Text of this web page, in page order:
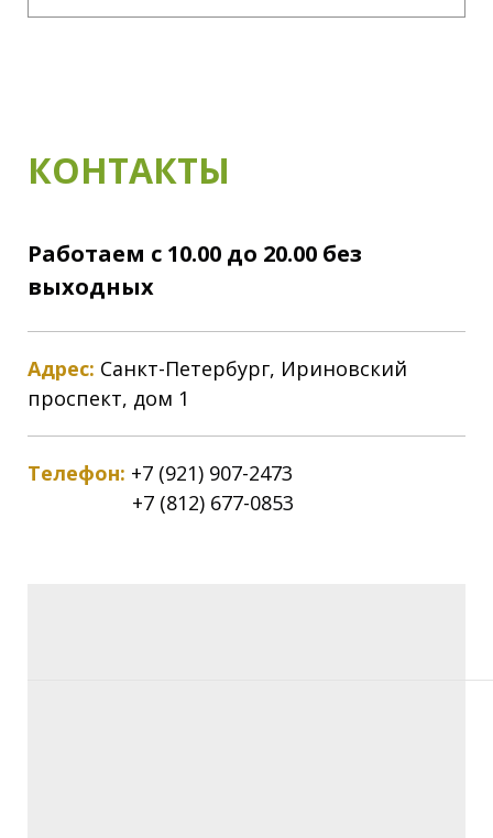
КОНТАКТЫ
Работаем с 10.00 до 20.00 без
выходных
Адрес: Санкт-Петербург, Ириновский
проспект, дом 1
Телефон: +7 (921) 907-2473
+7 (812) 677-0853